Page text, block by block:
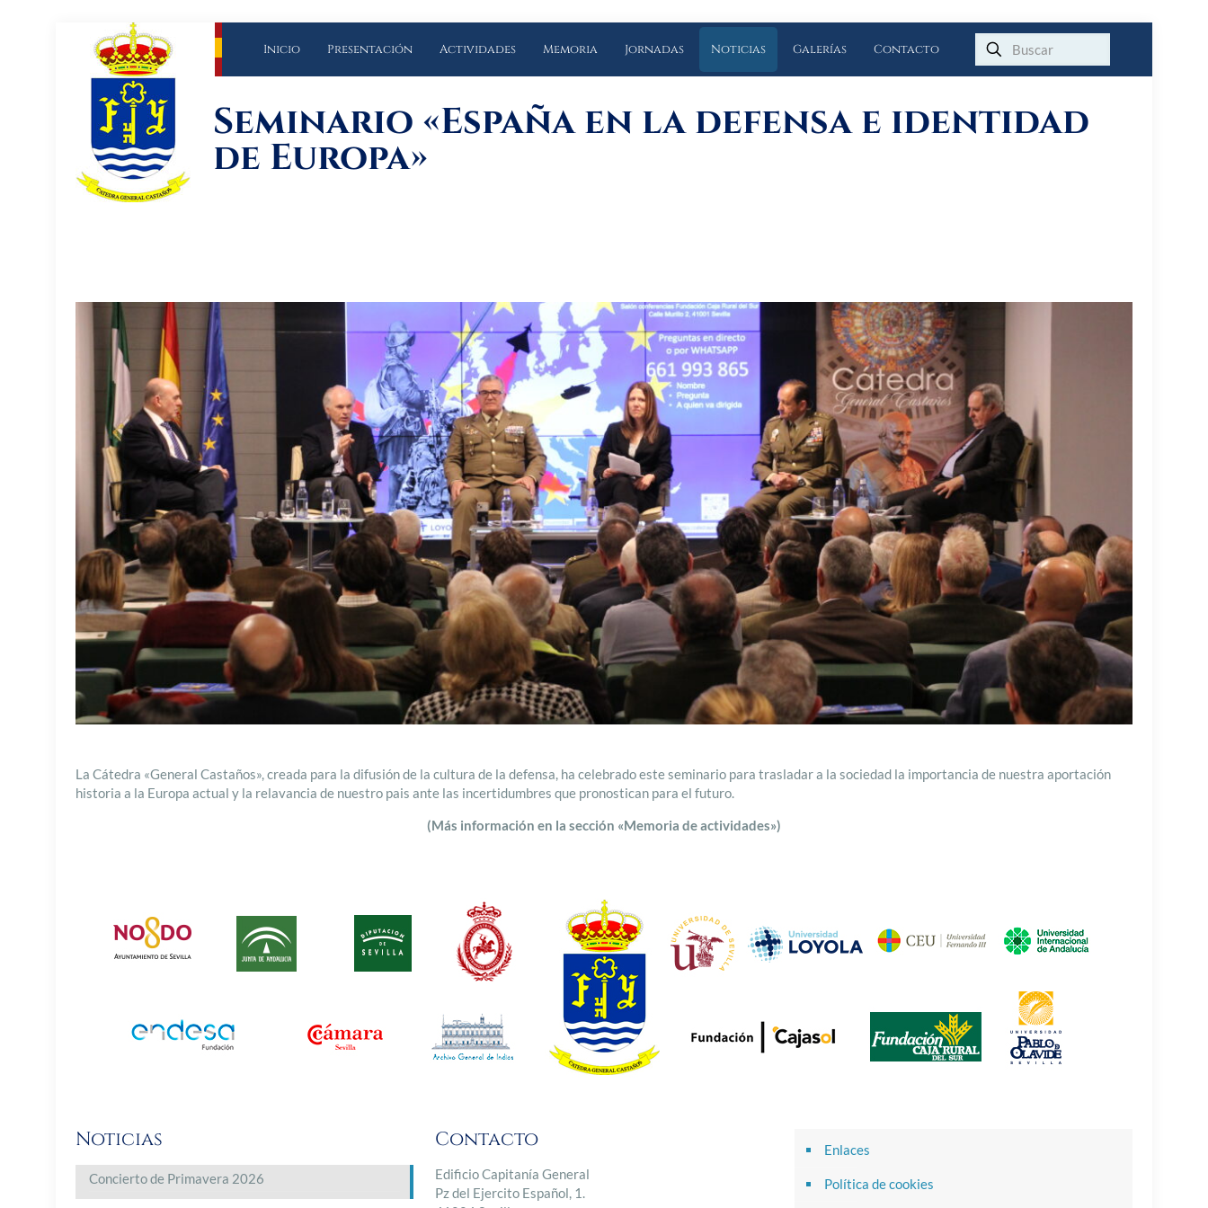
Inicio Presentación Actividades Memoria Jornadas Noticias Galerías Contacto
Seminario «España en la defensa e identidad
de Europa»
La Cátedra «General Castaños», creada para la difusión de la cultura de la defensa, ha celebrado este seminario para trasladar a la sociedad la importancia de nuestra aportación
historia a la Europa actual y la relavancia de nuestro pais ante las incertidumbres que pronostican para el futuro.
(Más información en la sección «Memoria de actividades»)
Noticias
Concierto de Primavera 2026
Contacto
Edificio Capitanía General
Pz del Ejercito Español, 1.
Enlaces
Política de cookies